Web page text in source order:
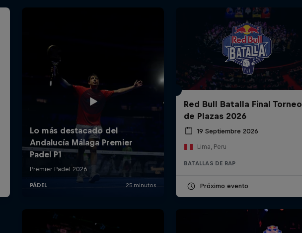
Red Bull Batalla Final Torneo
de Plazas 2026
19 Septiembre 2026
Lima, Peru
BATALLAS DE RAP
Próximo evento